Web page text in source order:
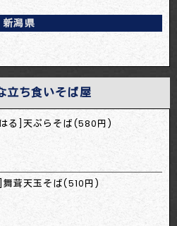
新潟県
立ち食いそば屋
る]天ぷらそば(580円)
舞茸天玉そば(510円)